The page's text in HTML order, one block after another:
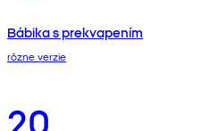
Bábika s prekvapením
rôzne verzie
20